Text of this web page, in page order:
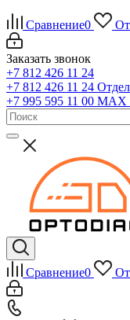
Сравнение0
Заказать звонок
+7 812 426 11 24
+7 812 426 11 24
+7 995 595 11 00 MAX
Сравнение0